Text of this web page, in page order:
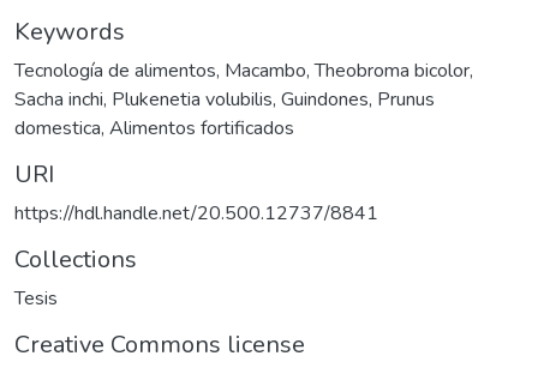
Keywords
Tecnología de alimentos, Macambo,Theobroma bicolor,
Sacha inchi, Plukenetia volubilis, Guindones, Prunus
domestica, Alimentos fortificados
URI
https://hdl.handle.net/20.500.12737/8841
Collections
Tesis
Creative Commons license